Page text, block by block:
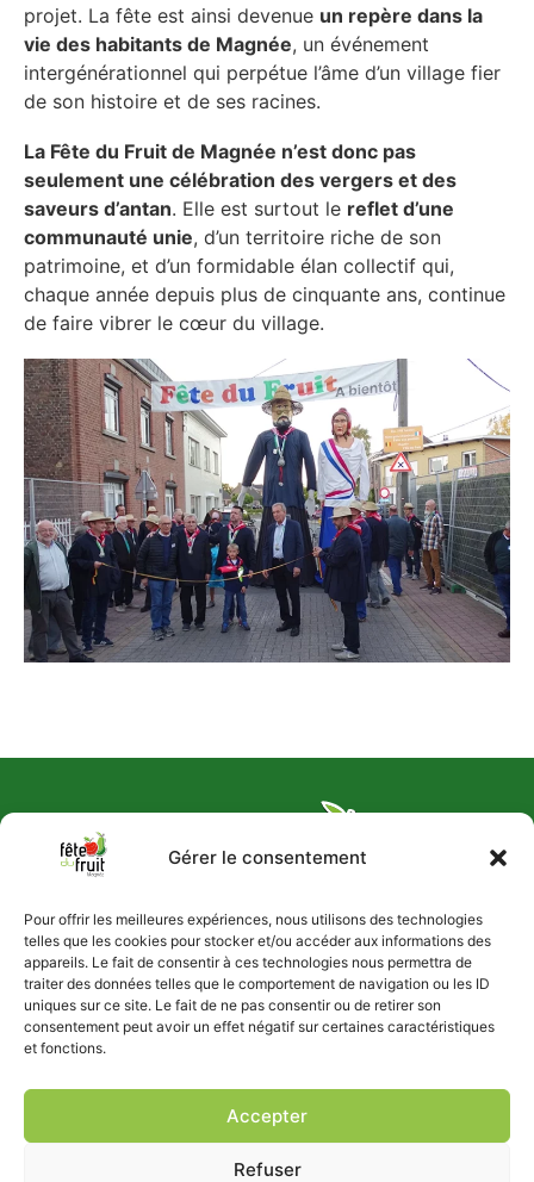
Gérer le consentement
Pour offrir les meilleures expériences, nous utilisons des technologies
telles que les cookies pour stocker et/ou accéder aux informations des
appareils. Le fait de consentir à ces technologies nous permettra de
traiter des données telles que le comportement de navigation ou les ID
uniques sur ce site. Le fait de ne pas consentir ou de retirer son
consentement peut avoir un effet négatif sur certaines caractéristiques
et fonctions.
Accepter
Refuser
projet. La fête est ainsi devenue un repère dans la
vie des habitants de Magnée, un événement
intergénérationnel qui perpétue l’âme d’un village fier
de son histoire et de ses racines.
La Fête du Fruit de Magnée n’est donc pas
seulement une célébration des vergers et des
saveurs d’antan. Elle est surtout le reflet d’une
communauté unie, d’un territoire riche de son
patrimoine, et d’un formidable élan collectif qui,
chaque année depuis plus de cinquante ans, continue
de faire vibrer le cœur du village.
Infos
fetedufruit.4623magnee@gmail.com
Notre prochaine édition
Les 2, 3 et 4